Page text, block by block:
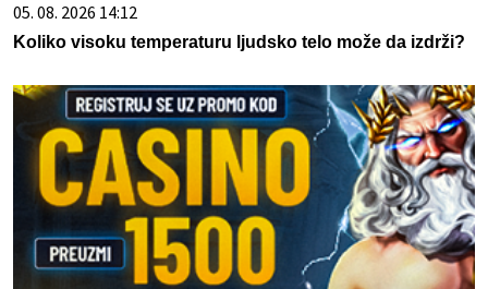
05. 08. 2026 14:12
Koliko visoku temperaturu ljudsko telo može da izdrži?